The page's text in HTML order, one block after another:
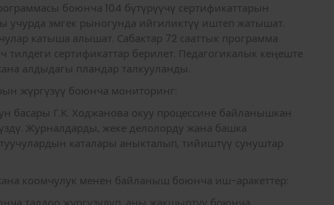
боюнча 104 бүтүрүүчү сертификаттарын
эмгек рыногунда ийгиликтүү иштеп жатышат.
катыша алышат. Сабактар 72 сааттык программа
сертификаттар берилет. Педагогикалык кеңеште
алдыдагы пландар талкууланды.
жүргүзүү боюнча мониторинг:
басары Г.К. Ходжанова окуу процессине байланышкан
Журналдарды, жеке делолорду жана башка
каталары аныкталып, тийиштүү сунуштар
коомчулук менен байланыш боюнча иш-аракеттер: